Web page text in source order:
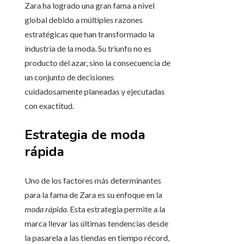
Zara ha logrado una gran fama a nivel
global debido a múltiples razones
estratégicas que han transformado la
industria de la moda. Su triunfo no es
producto del azar, sino la consecuencia de
un conjunto de decisiones
cuidadosamente planeadas y ejecutadas
con exactitud.
Estrategia de moda
rápida
Uno de los factores más determinantes
para la fama de Zara es su enfoque en la
moda rápida. Esta estrategia permite a la
marca llevar las últimas tendencias desde
la pasarela a las tiendas en tiempo récord,